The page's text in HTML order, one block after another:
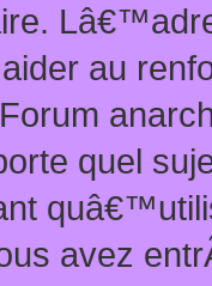
au
quel
avez